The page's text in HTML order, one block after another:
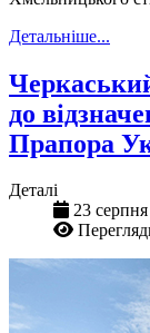
Детальніше...
до
Прапора
Деталі
23